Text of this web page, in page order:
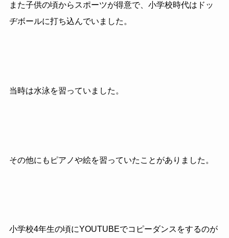
また子供の頃からスポーツが得意で、小学校時代はドッ
ヂボールに打ち込んでいました。
当時は水泳を習っていました。
その他にもピアノや絵を習っていたことがありました。
小学校4年生の頃にYOUTUBEでコピーダンスをするのが